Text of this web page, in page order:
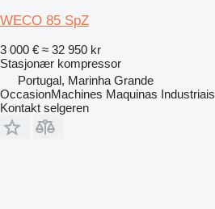
WECO 85 SpZ
3 000 € ≈ 32 950 kr
Stasjonær kompressor
Portugal, Marinha Grande
OccasionMachines Maquinas Industriais
Kontakt selgeren